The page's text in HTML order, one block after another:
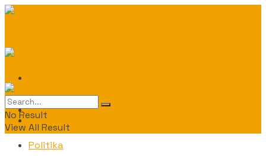
Politika
Daerah
Politika
No Result
View All Result